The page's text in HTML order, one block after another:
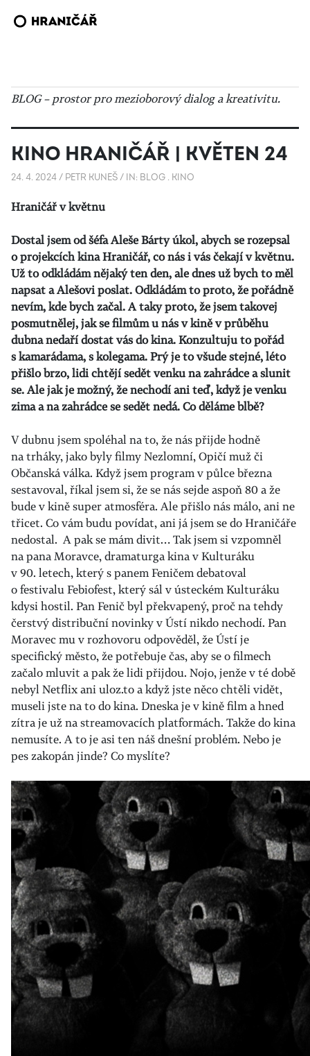
BLOG – prostor pro mezioborový dialog a kreativitu.
KINO HRANIČÁŘ | KVĚTEN 24
24. 4. 2024/ PETR KUNEŠ/ IN: BLOG . KINO
Hraničář v květnu
Dostal jsem od šéfa Aleše Bárty úkol, abych se rozepsal
o projekcích kina Hraničář, co nás i vás čekají v květnu.
Už to odkládám nějaký ten den, ale dnes už bych to měl
napsat a Alešovi poslat. Odkládám to proto, že pořádně
nevím, kde bych začal. A taky proto, že jsem takovej
posmutnělej, jak se filmům u nás v kině v průběhu
dubna nedaří dostat vás do kina. Konzultuju to pořád
s kamarádama, s kolegama. Prý je to všude stejné, léto
přišlo brzo, lidi chtějí sedět venku na zahrádce a slunit
se. Ale jak je možný, že nechodí ani teď, když je venku
zima a na zahrádce se sedět nedá. Co děláme blbě?
V dubnu jsem spoléhal na to, že nás přijde hodně
na trháky, jako byly filmy Nezlomní, Opičí muž či
Občanská válka. Když jsem program v půlce března
sestavoval, říkal jsem si, že se nás sejde aspoň 80 a že
bude v kině super atmosféra. Ale přišlo nás málo, ani ne
třicet. Co vám budu povídat, ani já jsem se do Hraničáře
nedostal. A pak se mám divit… Tak jsem si vzpomněl
na pana Moravce, dramaturga kina v Kulturáku
v 90. letech, který s panem Feničem debatoval
o festivalu Febiofest, který sál v ústeckém Kulturáku
kdysi hostil. Pan Fenič byl překvapený, proč na tehdy
čerstvý distribuční novinky v Ústí nikdo nechodí. Pan
Moravec mu v rozhovoru odpověděl, že Ústí je
specifický město, že potřebuje čas, aby se o filmech
začalo mluvit a pak že lidi přijdou. Nojo, jenže v té době
nebyl Netflix ani uloz.to a když jste něco chtěli vidět,
museli jste na to do kina. Dneska je v kině film a hned
zítra je už na streamovacích platformách. Takže do kina
nemusíte. A to je asi ten náš dnešní problém. Nebo je
pes zakopán jinde? Co myslíte?